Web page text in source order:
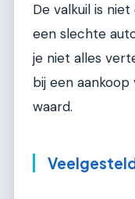
De valkuil is
een slechte
je niet alles
bij een
waard.